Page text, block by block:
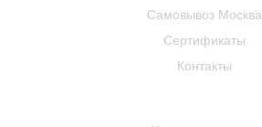
Самовывоз Москва
Сертификаты
Контакты